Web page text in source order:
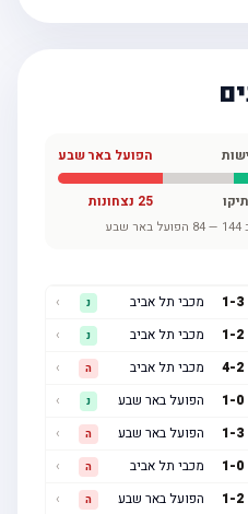
הפועל באר שבע
25נצחונות
—
84 הפועל באר שבע
1 מכבי תל אביב
1 מכבי תל אביב
4 מכבי תל אביב
1 הפועל באר שבע
1 הפועל באר שבע
1 מכבי תל אביב
1 הפועל באר שבע